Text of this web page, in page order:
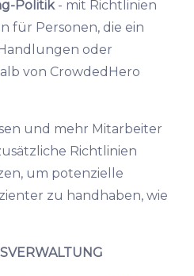
Politik - mit Richtlinien
für Personen, die ein
oder
von CrowdedHero
und mehr Mitarbeiter
Richtlinien
um potenzielle
zu handhaben, wie